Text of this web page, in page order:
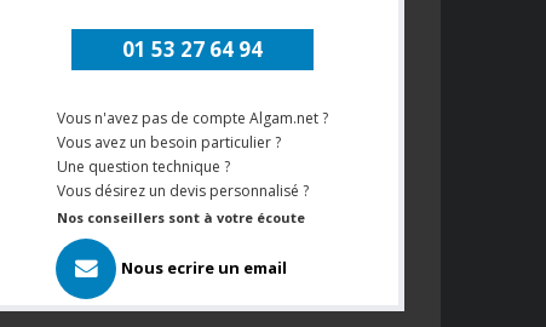
01 53 27 64 94
Vous n'avez pas de compte Algam.net ?
Vous avez un besoin particulier ?
Une question technique ?
Vous désirez un devis personnalisé ?
Nos conseillers sont à votre écoute
Nous ecrire un email